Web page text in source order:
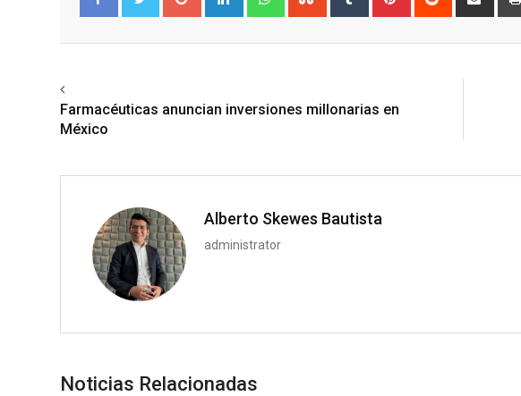
Farmacéuticas anuncian inversiones millonarias en
México
Alberto Skewes Bautista
administrator
Noticias Relacionadas